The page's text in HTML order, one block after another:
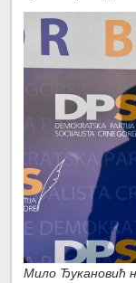
Мило Ђукановић